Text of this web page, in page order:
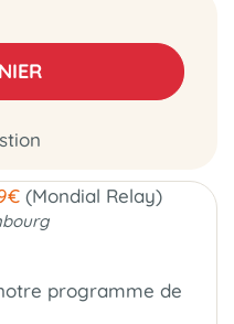
(Mondial Relay)
programme de